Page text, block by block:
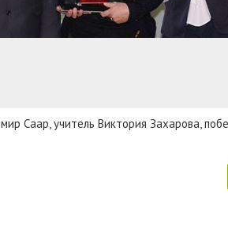
Саар, учитель Виктория Захарова,